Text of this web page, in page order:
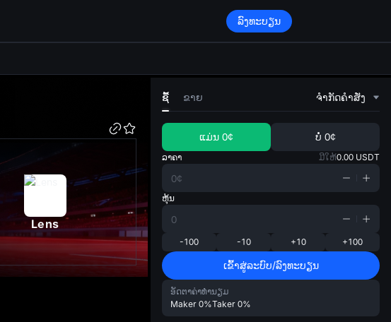
ລົງທະບຽນ
Lens
ຊື້ ຂາຍ ຈໍາກັດຄໍາສັ່ງ
ແມ່ນ 0¢ ບໍ່ 0¢
ລາຄາ ມີໃຫ້0.00 USDT
ຫຸ້ນ
-100 -10 +10 +100
ເຂົ້າສູ່ລະບົບ/ລົງທະບຽນ
ອັດຕາຄ່າທຳນຽມ
Maker 0%Taker 0%